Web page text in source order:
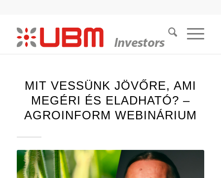
MIT VESSÜNK JÖVŐRE, AMI
MEGÉRI ÉS ELADHATÓ? –
AGROINFORM WEBINÁRIUM